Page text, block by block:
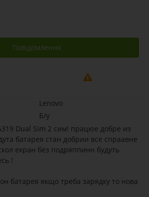
Повідомлення
Lenovo
Б/у
Dual Sim 2 сим! працюе добре из
батарея стан добрии все спраавне
екран без подряппинн будуть
!
батарея якщо треба зарядку то нова